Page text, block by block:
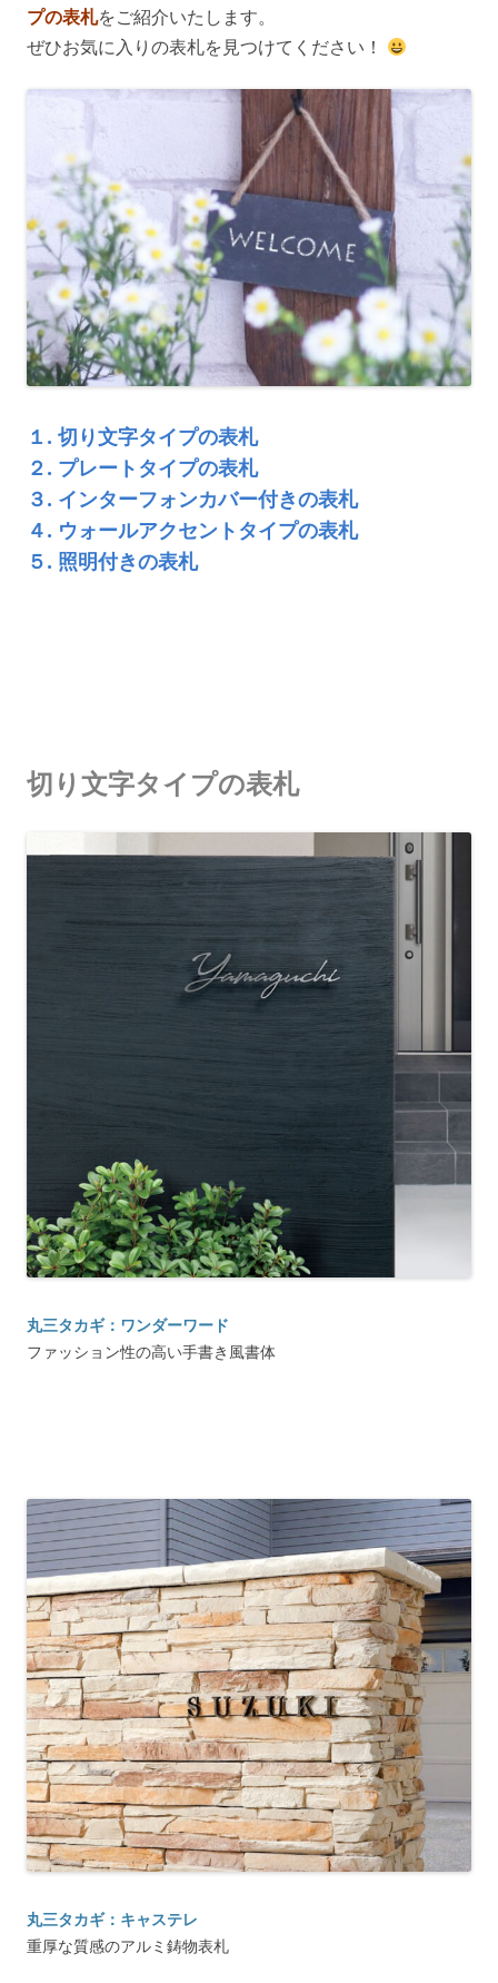
プの表札をご紹介いたします。
ぜひお気に入りの表札を見つけてください！
１. 切り文字タイプの表札
２. プレートタイプの表札
３. インターフォンカバー付きの表札
４. ウォールアクセントタイプの表札
５. 照明付きの表札
切り文字タイプの表札
丸三タカギ：ワンダーワード
ファッション性の高い手書き風書体
丸三タカギ：キャステレ
重厚な質感のアルミ鋳物表札